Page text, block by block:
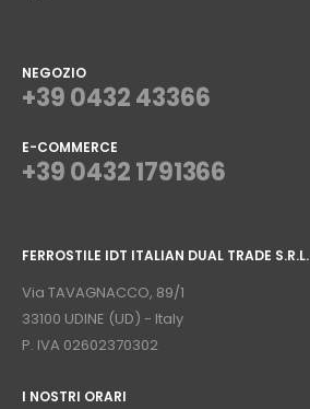
NEGOZIO
+39 0432 43366
E-COMMERCE
+39 0432 1791366
FERROSTILE IDT ITALIAN DUAL TRADE S.R.L.
Via TAVAGNACCO, 89/1
33100 UDINE (UD) - Italy
P. IVA 02602370302
I NOSTRI ORARI